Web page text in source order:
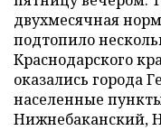
двухмесячная
подтопило
Краснодарского
оказались города
населенные
Нижнебаканский,